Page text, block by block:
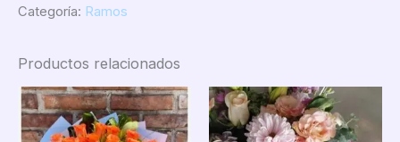
Categoría: Ramos
Productos relacionados